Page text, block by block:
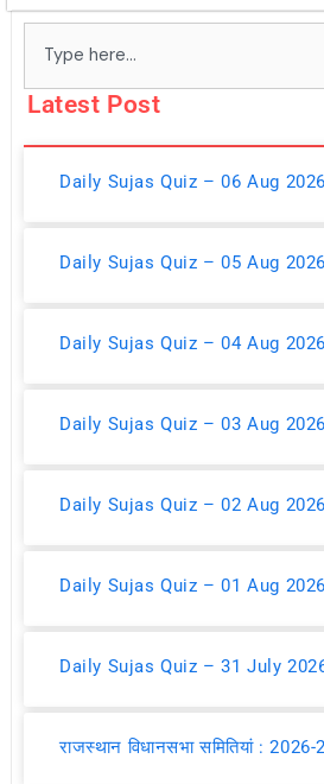
Latest Post
Daily Sujas Quiz – 06 Aug 2026
Daily Sujas Quiz – 05 Aug 2026
Daily Sujas Quiz – 04 Aug 2026
Daily Sujas Quiz – 03 Aug 2026
Daily Sujas Quiz – 02 Aug 2026
Daily Sujas Quiz – 01 Aug 2026
Daily Sujas Quiz – 31 July
राजस्थान विधानसभा समितियां : 2026-